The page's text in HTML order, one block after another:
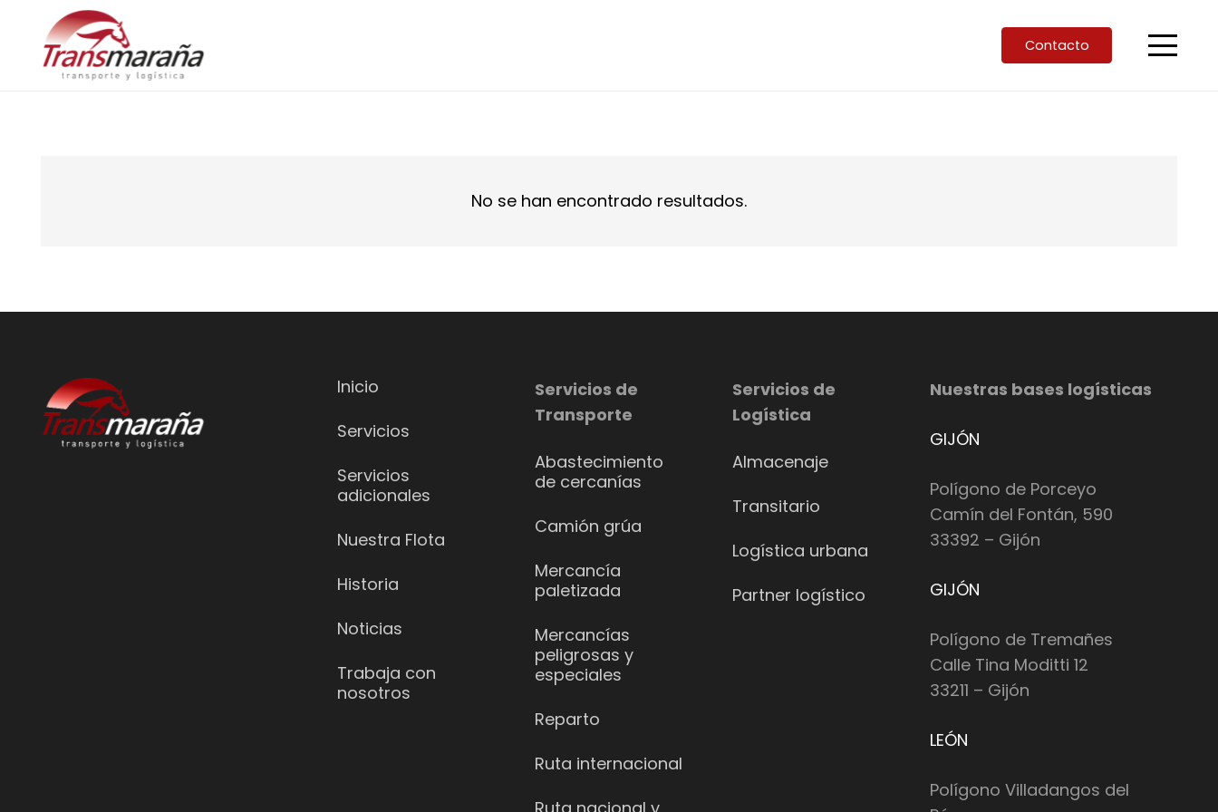
Contacto
No se han encontrado resultados.
Inicio
Servicios
Servicios
adicionales
Nuestra Flota
Historia
Noticias
Trabaja con
nosotros
Servicios de
Transporte
Abastecimiento
de cercanías
Camión grúa
Mercancía
paletizada
Mercancías
peligrosas y
especiales
Reparto
Ruta internacional
Servicios de
Logística
Almacenaje
Transitario
Logística urbana
Partner logístico
Nuestras bases logísticas
GIJÓN
Polígono de Porceyo
Camín del Fontán, 590
33392 – Gijón
GIJÓN
Polígono de Tremañes
Calle Tina Moditti 12
33211 – Gijón
LEÓN
Polígono Villadangos del